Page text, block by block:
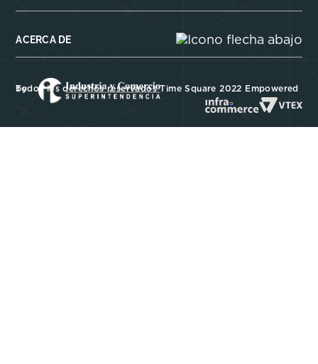
ACERCA DE
Todos los derechos reservados Time Square 2022 Empowered by